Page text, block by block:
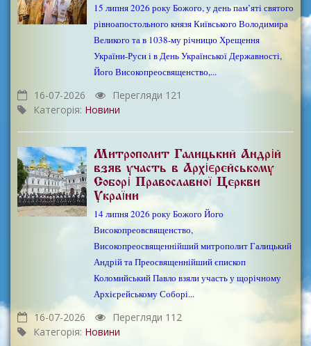
15 липня 2026 року Божого, у день пам’яті святого
рівноапостольного князя Київського Володимира
Великого та в 1038-му річницю Хрещення
України-Руси і в День Української Державності,
Його Високопреосвященство,...
16-07-2026
Перегляди 121
Категорія: Новини
Митрополит Галицький Андрій
взяв участь в Архієрейському
Соборі Православної Церкви
України
14 липня 2026 року Божого Його
Високопреовсвященство,
Високопреосвященнійший митрополит Галицький
Андрій та Преосвященнійший єпископ
Коломийський Павло взяли участь у щорічному
Архієрейському Соборі...
16-07-2026
Перегляди 112
Категорія: Новини